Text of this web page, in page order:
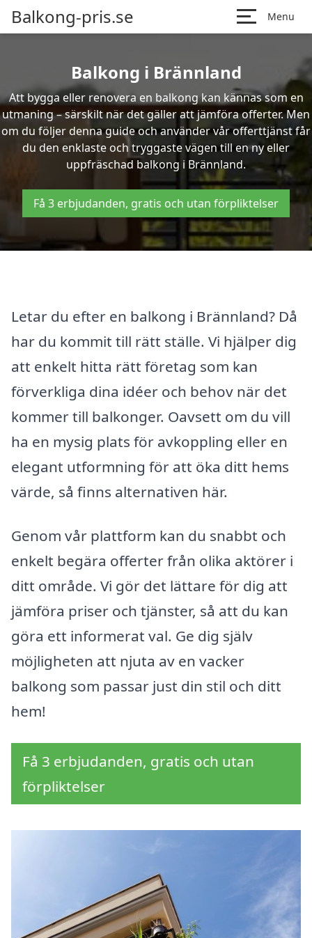
Balkong-pris.se Menu
Balkong i Brännland
Att bygga eller renovera en balkong kan kännas som en
utmaning – särskilt när det gäller att jämföra offerter. Men
om du följer denna guide och använder vår offerttjänst får
du den enklaste och tryggaste vägen till en ny eller
uppfräschad balkong i Brännland.
Få 3 erbjudanden, gratis och utan förpliktelser
Letar du efter en balkong i Brännland? Då
har du kommit till rätt ställe. Vi hjälper dig
att enkelt hitta rätt företag som kan
förverkliga dina idéer och behov när det
kommer till balkonger. Oavsett om du vill
ha en mysig plats för avkoppling eller en
elegant utformning för att öka ditt hems
värde, så finns alternativen här.
Genom vår plattform kan du snabbt och
enkelt begära offerter från olika aktörer i
ditt område. Vi gör det lättare för dig att
jämföra priser och tjänster, så att du kan
göra ett informerat val. Ge dig själv
möjligheten att njuta av en vacker
balkong som passar just din stil och ditt
hem!
Få 3 erbjudanden, gratis och utan
förpliktelser